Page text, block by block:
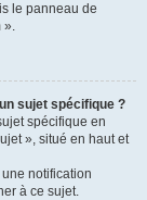
le panneau de
».
sujet spécifique ?
spécifique en
», situé en haut et
notification
à ce sujet.